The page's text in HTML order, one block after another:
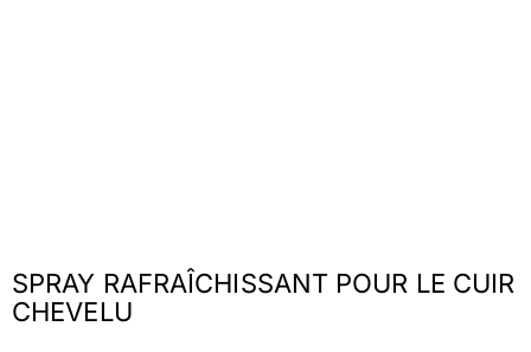
SPRAY RAFRAÎCHISSANT POUR LE CUIR
CHEVELU